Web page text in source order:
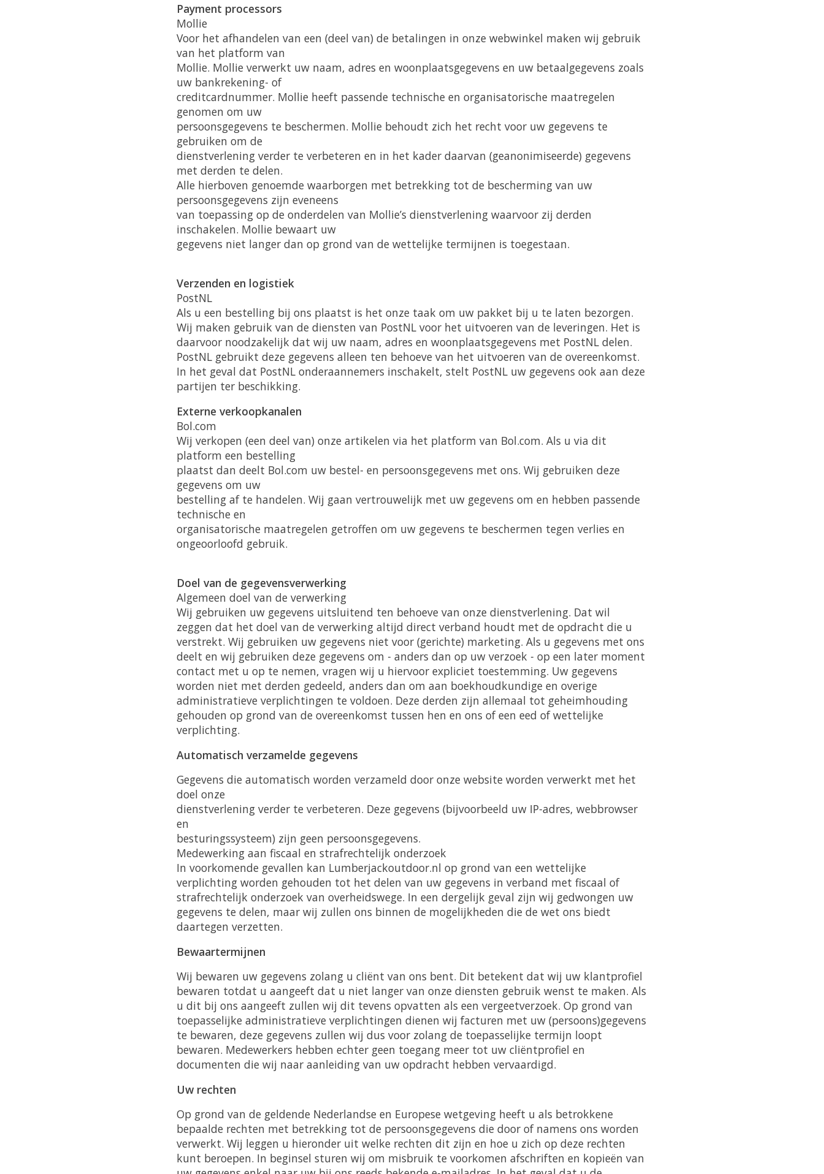
Payment processors
Mollie
Voor het afhandelen van een (deel van) de betalingen in onze webwinkel maken wij gebruik
van het platform van
Mollie. Mollie verwerkt uw naam, adres en woonplaatsgegevens en uw betaalgegevens zoals
uw bankrekening- of
creditcardnummer. Mollie heeft passende technische en organisatorische maatregelen
genomen om uw
persoonsgegevens te beschermen. Mollie behoudt zich het recht voor uw gegevens te
gebruiken om de
dienstverlening verder te verbeteren en in het kader daarvan (geanonimiseerde) gegevens
met derden te delen.
Alle hierboven genoemde waarborgen met betrekking tot de bescherming van uw
persoonsgegevens zijn eveneens
van toepassing op de onderdelen van Mollie’s dienstverlening waarvoor zij derden
inschakelen. Mollie bewaart uw
gegevens niet langer dan op grond van de wettelijke termijnen is toegestaan.
Verzenden en logistiek
PostNL
Als u een bestelling bij ons plaatst is het onze taak om uw pakket bij u te laten bezorgen.
Wij maken gebruik van de diensten van PostNL voor het uitvoeren van de leveringen. Het is
daarvoor noodzakelijk dat wij uw naam, adres en woonplaatsgegevens met PostNL delen.
PostNL gebruikt deze gegevens alleen ten behoeve van het uitvoeren van de overeenkomst.
In het geval dat PostNL onderaannemers inschakelt, stelt PostNL uw gegevens ook aan deze
partijen ter beschikking.
Externe verkoopkanalen
Bol.com
Wij verkopen (een deel van) onze artikelen via het platform van Bol.com. Als u via dit
platform een bestelling
plaatst dan deelt Bol.com uw bestel- en persoonsgegevens met ons. Wij gebruiken deze
gegevens om uw
bestelling af te handelen. Wij gaan vertrouwelijk met uw gegevens om en hebben passende
technische en
organisatorische maatregelen getroffen om uw gegevens te beschermen tegen verlies en
ongeoorloofd gebruik.
Doel van de gegevensverwerking
Algemeen doel van de verwerking
Wij gebruiken uw gegevens uitsluitend ten behoeve van onze dienstverlening. Dat wil
zeggen dat het doel van de verwerking altijd direct verband houdt met de opdracht die u
verstrekt. Wij gebruiken uw gegevens niet voor (gerichte) marketing. Als u gegevens met ons
deelt en wij gebruiken deze gegevens om - anders dan op uw verzoek - op een later moment
contact met u op te nemen, vragen wij u hiervoor expliciet toestemming. Uw gegevens
worden niet met derden gedeeld, anders dan om aan boekhoudkundige en overige
administratieve verplichtingen te voldoen. Deze derden zijn allemaal tot geheimhouding
gehouden op grond van de overeenkomst tussen hen en ons of een eed of wettelijke
verplichting.
Automatisch verzamelde gegevens
Gegevens die automatisch worden verzameld door onze website worden verwerkt met het
doel onze
dienstverlening verder te verbeteren. Deze gegevens (bijvoorbeeld uw IP-adres, webbrowser
en
besturingssysteem) zijn geen persoonsgegevens.
Medewerking aan fiscaal en strafrechtelijk onderzoek
In voorkomende gevallen kan Lumberjackoutdoor.nl op grond van een wettelijke
verplichting worden gehouden tot het delen van uw gegevens in verband met fiscaal of
strafrechtelijk onderzoek van overheidswege. In een dergelijk geval zijn wij gedwongen uw
gegevens te delen, maar wij zullen ons binnen de mogelijkheden die de wet ons biedt
daartegen verzetten.
Bewaartermijnen
Wij bewaren uw gegevens zolang u cliënt van ons bent. Dit betekent dat wij uw klantprofiel
bewaren totdat u aangeeft dat u niet langer van onze diensten gebruik wenst te maken. Als
u dit bij ons aangeeft zullen wij dit tevens opvatten als een vergeetverzoek. Op grond van
toepasselijke administratieve verplichtingen dienen wij facturen met uw (persoons)gegevens
te bewaren, deze gegevens zullen wij dus voor zolang de toepasselijke termijn loopt
bewaren. Medewerkers hebben echter geen toegang meer tot uw cliëntprofiel en
documenten die wij naar aanleiding van uw opdracht hebben vervaardigd.
Uw rechten
Op grond van de geldende Nederlandse en Europese wetgeving heeft u als betrokkene
bepaalde rechten met betrekking tot de persoonsgegevens die door of namens ons worden
verwerkt. Wij leggen u hieronder uit welke rechten dit zijn en hoe u zich op deze rechten
kunt beroepen. In beginsel sturen wij om misbruik te voorkomen afschriften en kopieën van